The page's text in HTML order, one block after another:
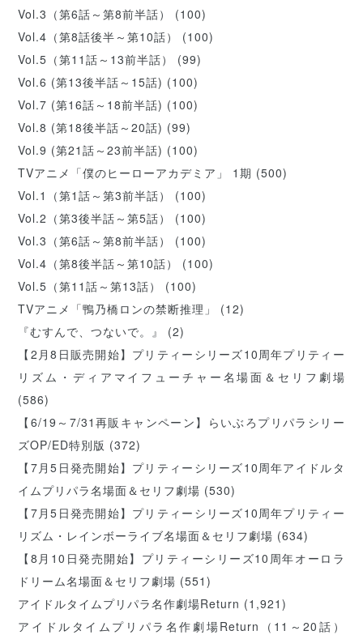
Vol.3（第6話～第8前半話）
(100)
Vol.4（第8話後半～第10話）
(100)
Vol.5（第11話～13前半話）
(99)
Vol.6 (第13後半話～15話) (100)
Vol.7 (第16話～18前半話) (100)
Vol.8 (第18後半話～20話) (99)
Vol.9 (第21話～23前半話) (100)
TVアニメ「僕のヒーローアカデミア」 1期 (500)
Vol.1（第1話～第3前半話）
(100)
Vol.2（第3後半話～第5話）
(100)
Vol.3（第6話～第8前半話）
(100)
Vol.4（第8後半話～第10話）
(100)
Vol.5（第11話～第13話）
(100)
TVアニメ「鴨乃橋ロンの禁断推理」
(12)
『むすんで、つないで。』
(2)
【2月8日販売開始】プリティーシリーズ10周年プリティー
リズム・ディアマイフューチャー名場面＆セリフ劇場
(586)
【6/19～7/31再販キャンペーン】らいぶろプリパラシリー
ズOP/ED特別版 (372)
【7月5日発売開始】プリティーシリーズ10周年アイドルタ
イムプリパラ名場面＆セリフ劇場 (530)
【7月5日発売開始】プリティーシリーズ10周年プリティー
リズム・レインボーライブ名場面＆セリフ劇場 (634)
【8月10日発売開始】プリティーシリーズ10周年オーロラ
ドリーム名場面＆セリフ劇場 (551)
アイドルタイムプリパラ名作劇場Return (1,921)
アイドルタイムプリパラ名作劇場Return（11～20話）